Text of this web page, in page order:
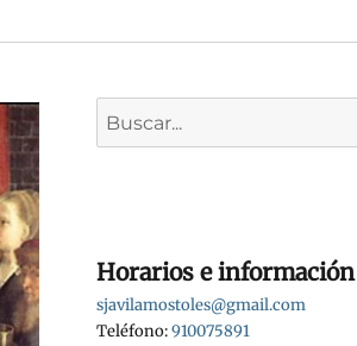
Horarios e información
sjavilamostoles@gmail.com
Teléfono:910075891